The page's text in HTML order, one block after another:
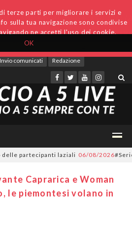
OK
terze parti per migliorare i servizi e
sulla tua navigazione sono condivise
ne accetti l'uso dei cookie.
Invio comunicati Redazione
partecipanti laziali 06/08/2026
Caprarica e Woman
le piemontesi volano in